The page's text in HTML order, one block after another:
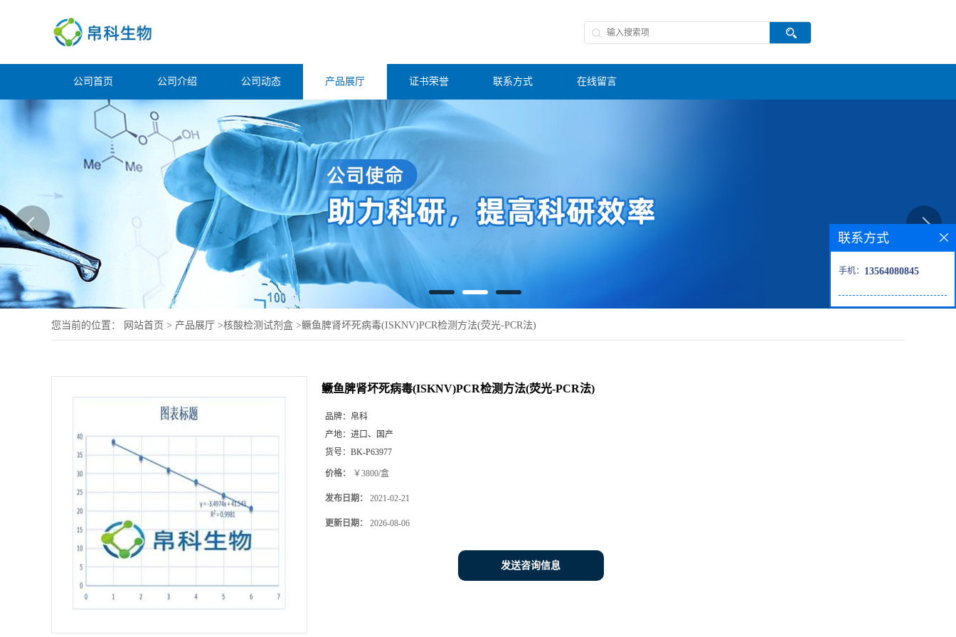
公司首页 公司介绍 公司动态 产品展厅 证书荣誉 联系方式 在线留言
您当前的位置： 网站首页 > 产品展厅 >核酸检测试剂盒 >鳜鱼脾肾坏死病毒(ISKNV)PCR检测方法(荧光-PCR法)
鳜鱼脾肾坏死病毒(ISKNV)PCR检测方法(荧光-PCR法)
品牌： 帛科
产地： 进口、国产
货号： BK-P63977
价格： ￥3800/盒
发布日期： 2021-02-21
更新日期： 2026-08-06
发送咨询信息
联系方式
手机： 13564080845